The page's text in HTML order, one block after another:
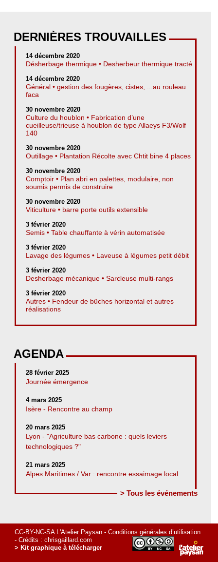
DERNIÈRES TROUVAILLES
14 décembre 2020
Désherbage thermique • Desherbeur thermique tracté
14 décembre 2020
Général • gestion des fougères, cistes, ...au rouleau
faca
30 novembre 2020
Culture du houblon • Fabrication d’une
cueilleuse/trieuse à houblon de type Allaeys F3/Wolf
140
30 novembre 2020
Outillage • Plantation Récolte avec Chtit bine 4 places
30 novembre 2020
Comptoir • Plan abri en palettes, modulaire, non
soumis permis de construire
30 novembre 2020
Viticulture • barre porte outils extensible
3 février 2020
Semis • Table chauffante à vérin automatisée
3 février 2020
Lavage des légumes • Laveuse à légumes petit débit
3 février 2020
Desherbage mécanique • Sarcleuse multi-rangs
3 février 2020
Autres • Fendeur de bûches horizontal et autres
réalisations
AGENDA
28 février 2025
Journée émergence
4 mars 2025
Isère - Rencontre au champ
20 mars 2025
Lyon - "Agriculture bas carbone : quels leviers
technologiques ?"
21 mars 2025
Alpes Maritimes / Var : rencontre essaimage local
> Tous les événements
CC-BY-NC-SA L'Atelier Paysan - Conditions générales d’utilisation
- Crédits : chrisgaillard.com
> Kit graphique à télécharger